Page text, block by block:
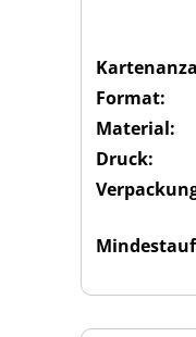
Format:
Material:
Druck: